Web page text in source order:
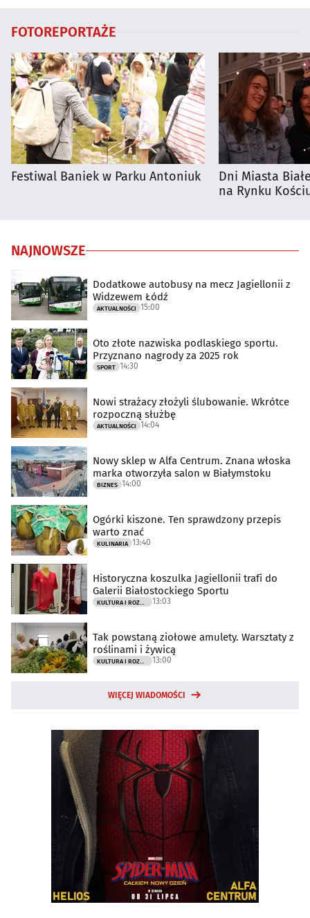
FOTOREPORTAŻE
Festiwal Baniek w Parku Antoniuk
Dni Miasta
na Rynku
NAJNOWSZE
Dodatkowe autobusy na mecz Jagiellonii z
Widzewem Łódź
AKTUALNOŚCI 15:00
Oto złote nazwiska podlaskiego sportu.
Przyznano nagrody za 2025 rok
SPORT 14:30
Nowi strażacy złożyli ślubowanie. Wkrótce
rozpoczną służbę
AKTUALNOŚCI 14:04
Nowy sklep w Alfa Centrum. Znana włoska
marka otworzyła salon w Białymstoku
BIZNES 14:00
Ogórki kiszone. Ten sprawdzony przepis
warto znać
KULINARIA 13:40
Historyczna koszulka Jagiellonii trafi do
Galerii Białostockiego Sportu
13:03
Tak powstaną ziołowe amulety. Warsztaty z
roślinami i żywicą
13:00
WIĘCEJ WIADOMOŚCI